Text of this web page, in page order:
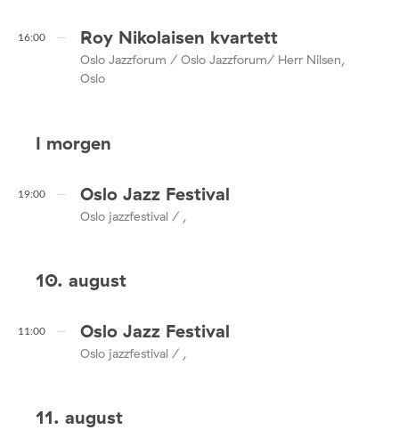
16:00 Roy Nikolaisen kvartett
Oslo Jazzforum / Oslo Jazzforum/ Herr Nilsen,
Oslo
I morgen
19:00 Oslo Jazz Festival
Oslo jazzfestival / ,
10. august
11:00 Oslo Jazz Festival
Oslo jazzfestival / ,
11. august